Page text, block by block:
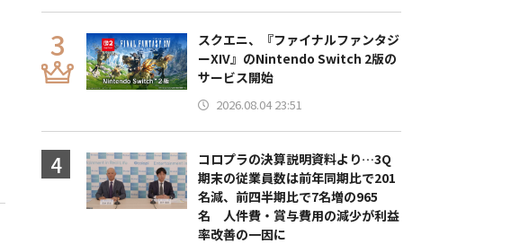
スクエニ、『ファイナルファンタジ
ーXIV』のNintendo Switch 2版の
サービス開始
2026.08.04 23:51
コロプラの決算説明資料より…3Q
期末の従業員数は前年同期比で201
名減、前四半期比で7名増の965
名 人件費・賞与費用の減少が利益
率改善の一因に